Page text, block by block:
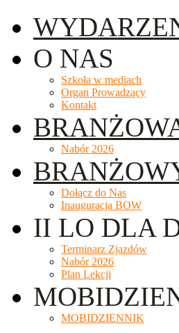
O NAS
Szkoła w mediach
Organ Prowadzący
Kontakt
Nabór 2026
Dołącz do Nas
Inauguracja BOW
II LO DLA
Terminarz Zjazdów
Nabór 2026
Plan Lekcji
MOBIDZIENNIK